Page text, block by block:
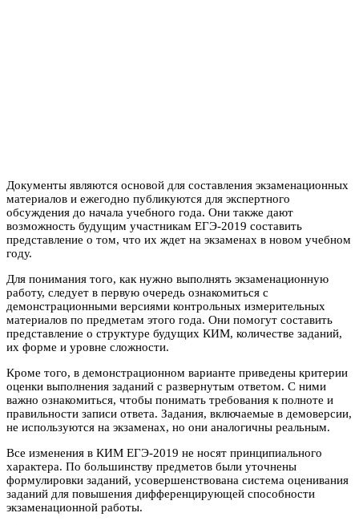
Документы являются основой для составления экзаменационных
материалов и ежегодно публикуются для экспертного
обсуждения до начала учебного года. Они также дают
возможность будущим участникам ЕГЭ-2019 составить
представление о том, что их ждет на экзаменах в новом учебном
году.
Для понимания того, как нужно выполнять экзаменационную
работу, следует в первую очередь ознакомиться с
демонстрационными версиями контрольных измерительных
материалов по предметам этого года. Они помогут составить
представление о структуре будущих КИМ, количестве заданий,
их форме и уровне сложности.
Кроме того, в демонстрационном варианте приведены критерии
оценки выполнения заданий с развернутым ответом. С ними
важно ознакомиться, чтобы понимать требования к полноте и
правильности записи ответа. Задания, включаемые в демоверсии,
не используются на экзаменах, но они аналогичны реальным.
Все изменения в КИМ ЕГЭ-2019 не носят принципиального
характера. По большинству предметов были уточнены
формулировки заданий, усовершенствована система оценивания
заданий для повышения дифференцирующей способности
экзаменационной работы.